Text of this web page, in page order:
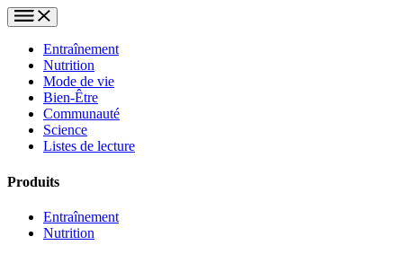
Entraînement
Nutrition
Mode de vie
Bien-Être
Communauté
Science
Listes de lecture
Produits
Entraînement
Nutrition